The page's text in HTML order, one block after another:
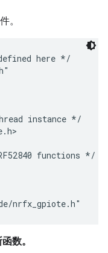
。
here */
instance */
functions */
数。